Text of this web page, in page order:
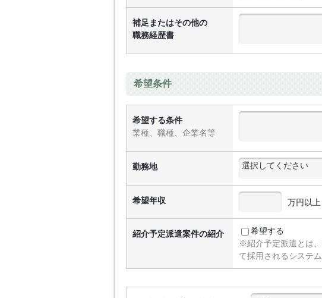
補足またはその他の
職務経歴書
希望条件
希望する条件
業種、職種、企業名等
勤務地
希望年収 万円以上
紹介予定派遣案件の紹介
希望する
※紹介予定派遣とは
て採用されるシステム